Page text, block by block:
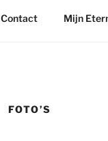
Contact Mijn
FOTO’S